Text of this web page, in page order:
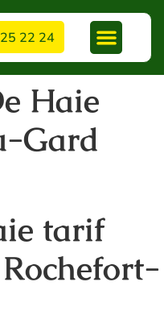
22 24
Haie
Gard
tarif